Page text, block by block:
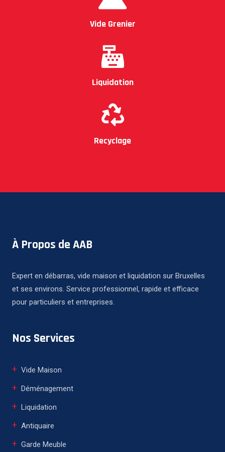
Vide Grenier
Liquidation
Recyclage
À Propos de AAB
Expert en débarras, vide maison et liquidation sur Bruxelles
et ses environs. Service professionnel, rapide et efficace
pour particuliers et entreprises.
Nos Services
Vide Maison
Déménagement
Liquidation
Antiquaire
Garde Meuble